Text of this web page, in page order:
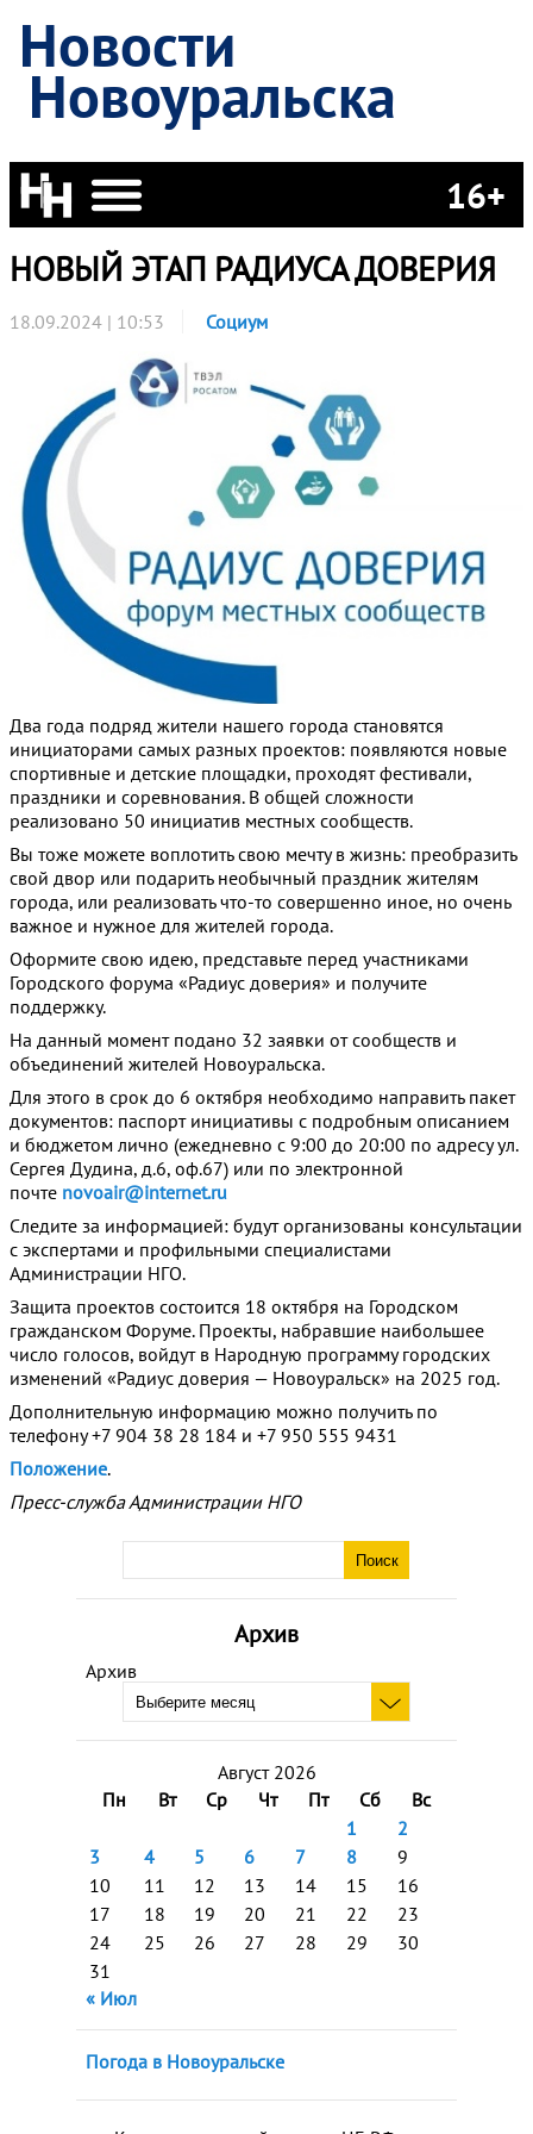
Новости
Новоуральска
16+
Архив
Архив
Август 2026
Пн
Вт Ср Чт Пт Сб
Вс
1
2
3
4 5 6 7 8
9
10
11 12 13 14 15
16
17
18 19 20 21 22
23
24
25 26 27 28 29
30
31
« Июл
Погода в Новоуральске
НОВЫЙ ЭТАП РАДИУСА ДОВЕРИЯ
18.09.2024 | 10:53 Социум
Два года подряд жители нашего города становятся
инициаторами самых разных проектов: появляются новые
спортивные и детские площадки, проходят фестивали,
праздники и соревнования. В общей сложности
реализовано 50 инициатив местных сообществ.
Вы тоже можете воплотить свою мечту в жизнь: преобразить
свой двор или подарить необычный праздник жителям
города, или реализовать что-то совершенно иное, но очень
важное и нужное для жителей города.
Оформите свою идею, представьте перед участниками
Городского форума «Радиус доверия» и получите
поддержку.
На данный момент подано 32 заявки от сообществ и
объединений жителей Новоуральска.
Для этого в срок до 6 октября необходимо направить пакет
документов: паспорт инициативы с подробным описанием
и бюджетом лично (ежедневно с 9:00 до 20:00 по адресу ул.
Сергея Дудина, д.6, оф.67) или по электронной
почте novoair@internet.ru
Следите за информацией: будут организованы консультации
с экспертами и профильными специалистами
Администрации НГО.
Защита проектов состоится 18 октября на Городском
гражданском Форуме. Проекты, набравшие наибольшее
число голосов, войдут в Народную программу городских
изменений «Радиус доверия — Новоуральск» на 2025 год.
Дополнительную информацию можно получить по
телефону +7 904 38 28 184 и +7 950 555 9431
Положение.
Пресс-служба Администрации НГО